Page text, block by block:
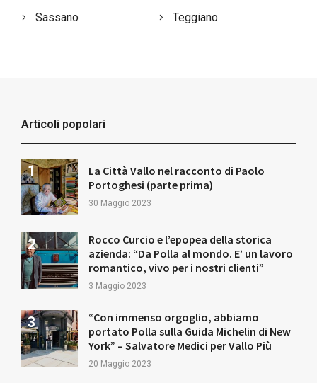
Sassano Teggiano
Articoli popolari
La Città Vallo nel racconto di Paolo
Portoghesi (parte prima)
30 Maggio 2023
Rocco Curcio e l’epopea della storica
azienda: “Da Polla al mondo. E’ un lavoro
romantico, vivo per i nostri clienti”
3 Maggio 2023
“Con immenso orgoglio, abbiamo
portato Polla sulla Guida Michelin di New
York” – Salvatore Medici per Vallo Più
20 Maggio 2023